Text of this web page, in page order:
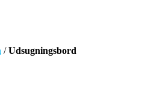
/Udsugningsbord